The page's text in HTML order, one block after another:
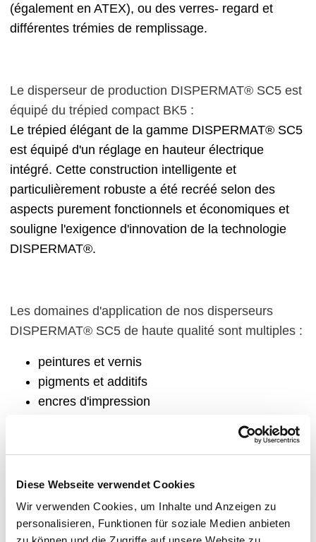
Diese Webseite verwendet Cookies
Wir verwenden Cookies, um Inhalte und Anzeigen zu
personalisieren, Funktionen für soziale Medien anbieten
(également en ATEX), ou des verres- regard et
différentes trémies de remplissage.
Le disperseur de production DISPERMAT® SC5 est
équipé du trépied compact BK5 :
Le trépied élégant de la gamme DISPERMAT® SC5
est équipé d'un réglage en hauteur électrique
intégré. Cette construction intelligente et
particulièrement robuste a été recréé selon des
aspects purement fonctionnels et économiques et
souligne l'exigence d'innovation de la technologie
DISPERMAT®.
Les domaines d'application de nos disperseurs
DISPERMAT® SC5 de haute qualité sont multiples :
peintures et vernis
pigments et additifs
encres d'impression
électronique
revêtements